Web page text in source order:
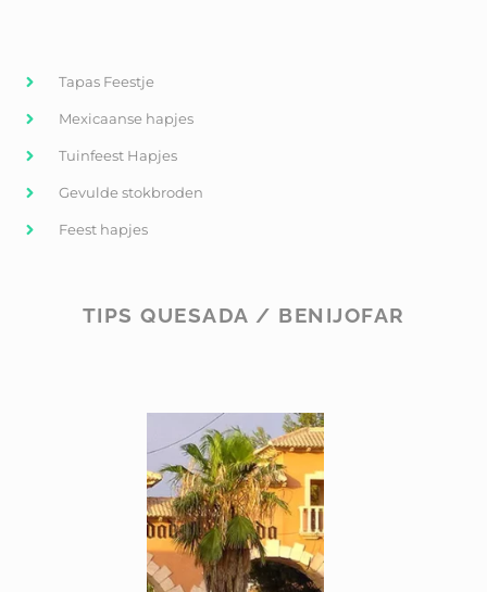
Tapas Feestje
Mexicaanse hapjes
Tuinfeest Hapjes
Gevulde stokbroden
Feest hapjes
TIPS QUESADA / BENIJOFAR